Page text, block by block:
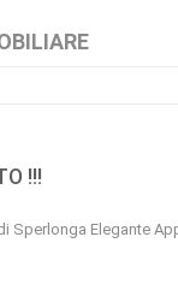
!!!
Sperlonga Elegante